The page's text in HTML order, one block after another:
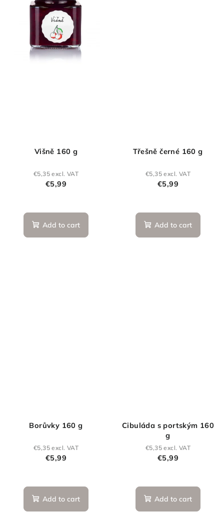
Višně 160 g
€5,35 excl. VAT
€5,99
Add to cart
Třešně černé 160 g
€5,35 excl. VAT
€5,99
Add to cart
Borůvky 160 g
€5,35 excl. VAT
€5,99
Add to cart
Cibuláda s portským 160
g
€5,35 excl. VAT
€5,99
Add to cart